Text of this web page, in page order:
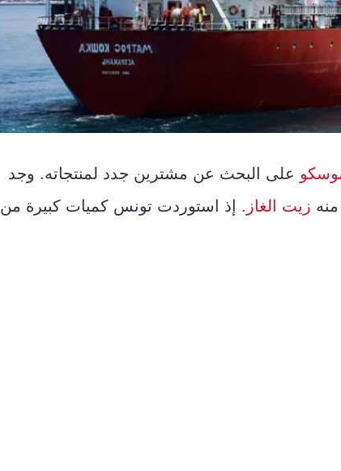
على البحث عن مشترين جدد لمنتجاته. وجد
زيت الغاز . إذ استوردت تونس كميات كبيرة من